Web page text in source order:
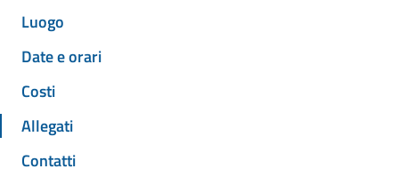
Luogo
Date e orari
Costi
Allegati
Contatti